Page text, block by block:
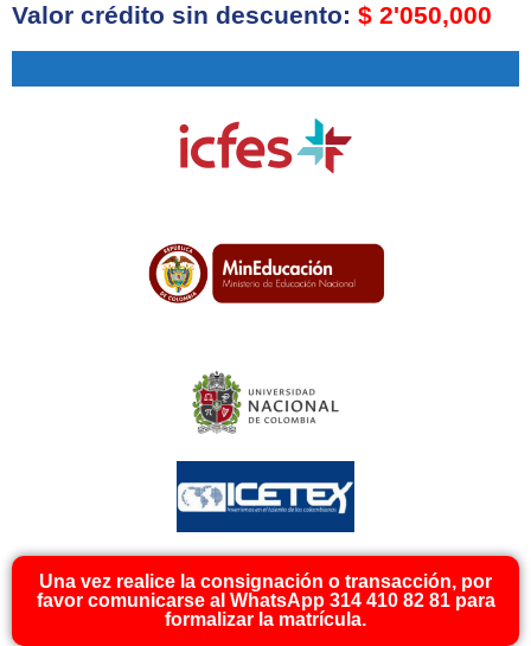
Valor crédito sin descuento: $ 2'050,000
Una vez realice la consignación o transacción, por
favor comunicarse al WhatsApp 314 410 82 81 para
formalizar la matrícula.